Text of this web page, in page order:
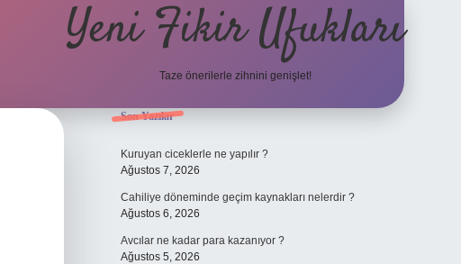
Yeni Fikir Ufukları
Taze önerilerle zihnini genişlet!
Sidebar
Son Yazılar
Kuruyan ciceklerle ne yapılır ?
Ağustos 7, 2026
Cahiliye döneminde geçim kaynakları nelerdir ?
Ağustos 6, 2026
Avcılar ne kadar para kazanıyor ?
Ağustos 5, 2026